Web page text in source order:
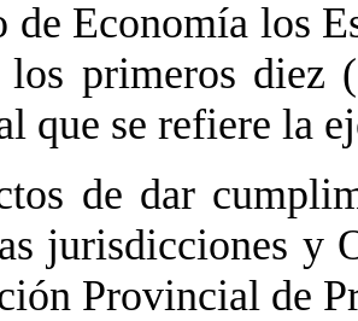
Economía los
los primeros diez
que se refiere la
de dar
jurisdicciones y
Provincial de